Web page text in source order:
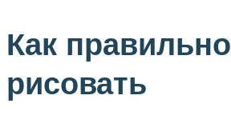
Как правильно
рисовать